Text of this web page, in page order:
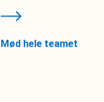
Mød hele teamet